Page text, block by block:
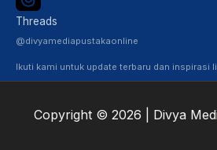
Threads
@divyamediapustakaonline
Ikuti kami untuk update terbaru dan inspirasi
Copyright © 2026 | Divya